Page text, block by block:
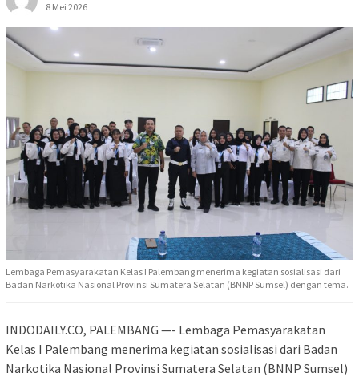
8 Mei 2026
Lembaga Pemasyarakatan Kelas I Palembang menerima kegiatan sosialisasi dari
Badan Narkotika Nasional Provinsi Sumatera Selatan (BNNP Sumsel) dengan tema.
INDODAILY.CO, PALEMBANG —- Lembaga Pemasyarakatan
Kelas I Palembang menerima kegiatan sosialisasi dari Badan
Narkotika Nasional Provinsi Sumatera Selatan (BNNP Sumsel)